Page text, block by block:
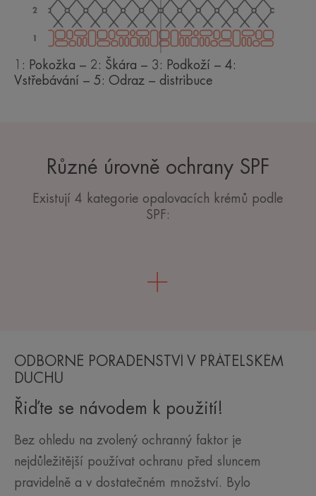
1: Pokožka – 2: Škára – 3: Podkoží – 4:
Vstřebávání – 5: Odraz – distribuce
Různé úrovně ochrany SPF
Existují 4 kategorie opalovacích krémů podle
SPF:
ODBORNÉ PORADENSTVÍ V PŘÁTELSKÉM
DUCHU
Řiďte se návodem k použití!
Bez ohledu na zvolený ochranný faktor je
nejdůležitější používat ochranu před sluncem
pravidelně a v dostatečném množství. Bylo